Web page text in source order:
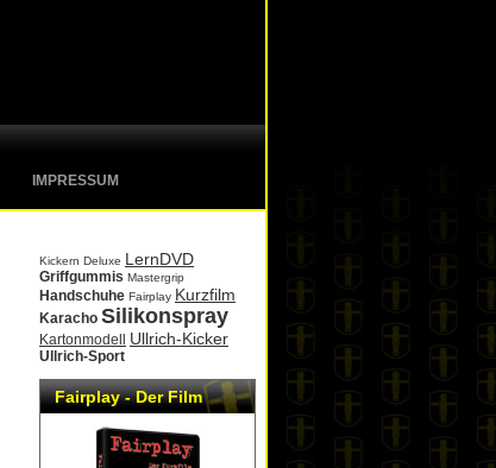
IMPRESSUM
Kickern Deluxe LernDVD
Griffgummis Mastergrip
Handschuhe Fairplay Kurzfilm
Karacho Silikonspray
Kartonmodell Ullrich-Kicker
Ullrich-Sport
Fairplay - Der Film